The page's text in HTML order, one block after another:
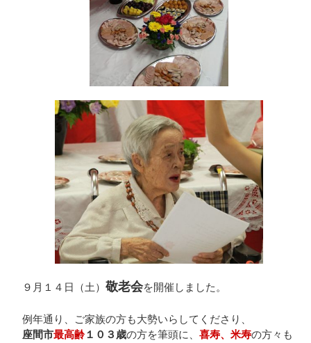
９月１４日（土）敬老会を開催しました。
例年通り、ご家族の方も大勢いらしてくださり、
座間市最高齢１０３歳の方を筆頭に、喜寿、米寿の方々も